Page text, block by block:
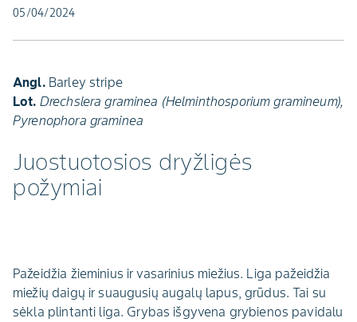
05/04/2024
Angl.Barley stripe
Lot. Drechslera graminea (Helminthosporium gramineum),
Pyrenophora graminea
Juostuotosios dryžligės
požymiai
Pažeidžia žieminius ir vasarinius miežius. Liga pažeidžia
miežių daigų ir suaugusių augalų lapus, grūdus. Tai su
sėkla plintanti liga. Grybas išgyvena grybienos pavidalu